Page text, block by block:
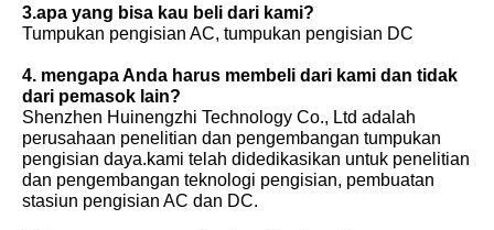
3.apa yang bisa kau beli dari kami?
Tumpukan pengisian AC, tumpukan pengisian DC
4. mengapa Anda harus membeli dari kami dan tidak
dari pemasok lain?
Shenzhen Huinengzhi Technology Co., Ltd adalah
perusahaan penelitian dan pengembangan tumpukan
pengisian daya.kami telah didedikasikan untuk penelitian
dan pengembangan teknologi pengisian, pembuatan
stasiun pengisian AC dan DC.